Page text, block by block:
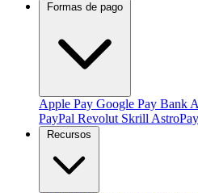
Formas de pago
Apple Pay Google Pay Bank
PayPal Revolut Skrill AstroPay
Recursos